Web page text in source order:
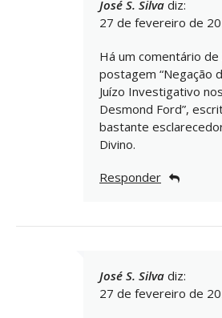
José S. Silva diz:
27 de fevereiro de
Há um comentário
postagem “Negação
Juízo Investigativo
Desmond Ford”,
bastante
Divino.
Responder
José S. Silva diz:
27 de fevereiro de